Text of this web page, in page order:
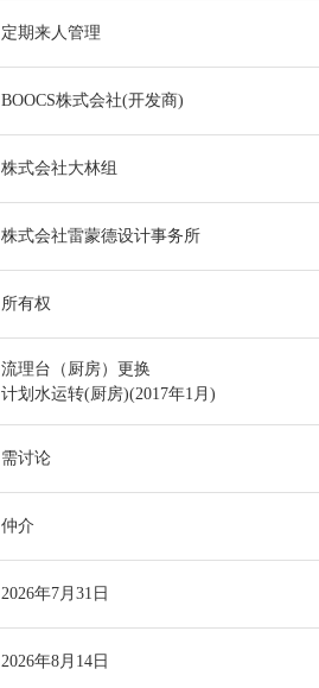
定期来人管理
BOOCS株式会社(开发商)
株式会社大林组
株式会社雷蒙德设计事务所
所有权
流理台（厨房）更换
计划水运转(厨房)(2017年1月)
需讨论
仲介
2026年7月31日
2026年8月14日